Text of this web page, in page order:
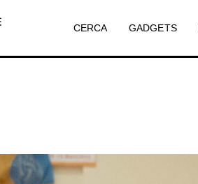
CERCA GADGETS